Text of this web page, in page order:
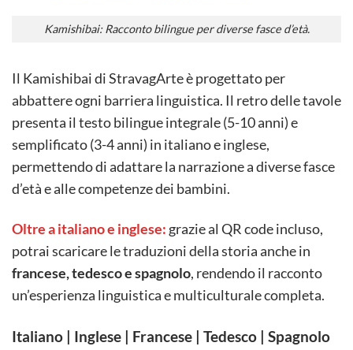
Kamishibai: Racconto bilingue per diverse fasce d’età.
Il Kamishibai di StravagArte è progettato per
abbattere ogni barriera linguistica. Il retro delle tavole
presenta il testo bilingue integrale (5-10 anni) e
semplificato (3-4 anni) in italiano e inglese,
permettendo di adattare la narrazione a diverse fasce
d’età e alle competenze dei bambini.
Oltre a italiano e inglese: grazie al QR code incluso,
potrai scaricare le traduzioni della storia anche in
francese, tedesco e spagnolo, rendendo il racconto
un’esperienza linguistica e multiculturale completa.
Italiano | Inglese | Francese | Tedesco | Spagnolo